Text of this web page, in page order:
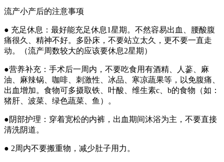
流产小产后的注意事项
● 充足休息：最好能充足休息1星期。不然容易出血、腰酸腹
痛很久、精神不好。多卧床，不要站立太久，更不要一直走
动。（流产周数较大的应该要休息2星期）
●营养补充：手术后一周内，不要吃食用有酒精、人蔘、麻
油、麻辣锅、咖啡、刺激性、冰品、寒凉蔬果等，以免腹痛、
出血增加。食物可多摄取铁、叶酸、维生素c、b的食物（如：
猪肝、波菜、绿色蔬菜、鱼）。
●阴部护理：穿着宽松的内裤，出血期间沐浴为主，不要直接
清洗阴道。
● 2周内不要搬重物，减少肚子用力。